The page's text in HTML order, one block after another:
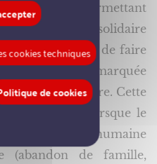
gracieuse permettant
responsabilité solidaire
n’a plus besoin de faire
marquée
financière. Cette
accordée lorsque le
situation humaine
(abandon de famille,
cookies techniques
de cookies